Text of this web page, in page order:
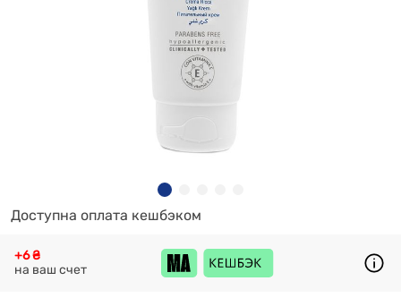
Доступна оплата кешбэком
+6 ₴
на ваш счет